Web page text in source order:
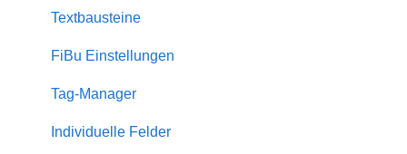
Bewertungen
Rabatte
Zuschläge
Serienversand
Textbausteine
FiBu Einstellungen
Tag-Manager
Individuelle Felder